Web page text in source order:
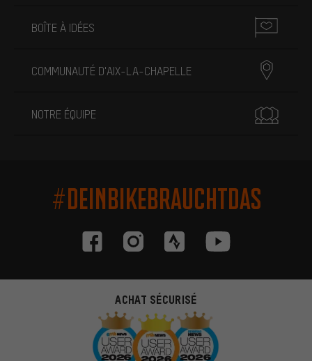
BOÎTE À IDÉES
COMMUNAUTÉ D'AIX-LA-CHAPELLE
NOTRE ÉQUIPE
#DEINBIKEBRAUCHTDAS
ACHAT SÉCURISÉ